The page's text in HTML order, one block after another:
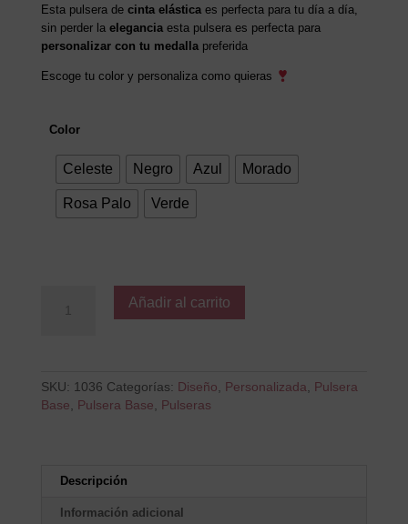
Esta pulsera de cinta elásticaes perfecta para tu día a día,
sin perder la eleganciaesta pulsera es perfecta para
personalizar con tu medallapreferida
Escoge tu color y personaliza como quieras
Color
Celeste Negro Azul Morado
Rosa Palo Verde
SWEET
Añadir al carrito
SKU: 1036 Categorías: Diseño, Personalizada, Pulsera
Base, Pulsera Base, Pulseras
Descripción
Información adicional